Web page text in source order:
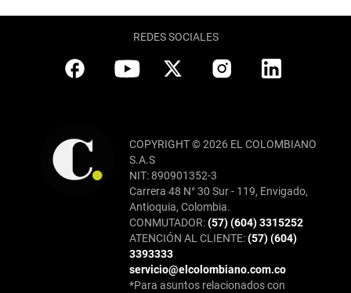
REDES SOCIALES
COPYRIGHT © 2026 EL COLOMBIANO
S.A.S
NIT: 890901352-3
Carrera 48 N° 30 Sur - 119, Envigado,
Antioquia, Colombia.
CONMUTADOR:(57) (604) 3315252
ATENCIÓN AL CLIENTE:(57) (604)
3393333
servicio@elcolombiano.com.co
*Para asuntos relacionados con